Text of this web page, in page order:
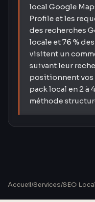
local Google
Profile et les
des recherches
locale et 76 %
visitent un
suivant leur
positionnent vos
pack local en 2 à
méthode
Accueil/Services/SEO Local